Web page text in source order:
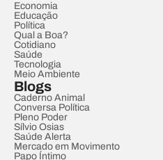
Economia
Educação
Política
Qual a Boa?
Cotidiano
Saúde
Tecnologia
Meio Ambiente
Blogs
Caderno Animal
Conversa Política
Pleno Poder
Sílvio Osias
Saúde Alerta
Mercado em Movimento
Papo Íntimo